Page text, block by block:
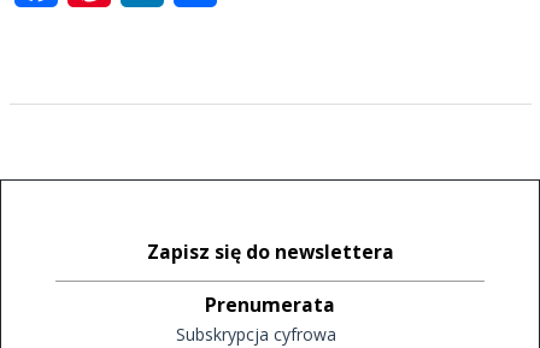
Zapisz się do newslettera
Prenumerata
Subskrypcja cyfrowa